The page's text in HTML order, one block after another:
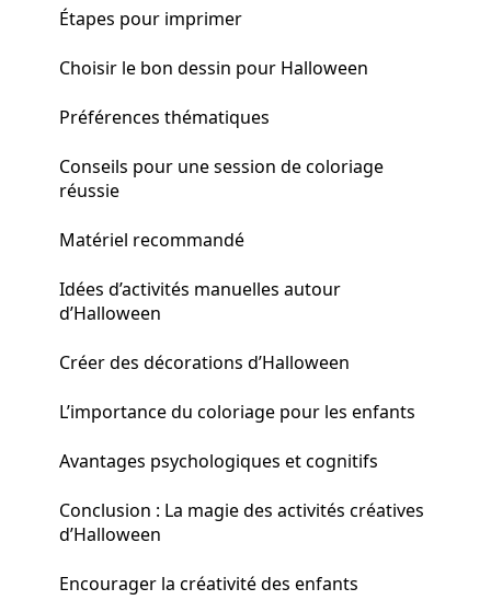
Étapes pour imprimer
Choisir le bon dessin pour Halloween
Préférences thématiques
Conseils pour une session de coloriage
réussie
Matériel recommandé
Idées d’activités manuelles autour
d’Halloween
Créer des décorations d’Halloween
L’importance du coloriage pour les enfants
Avantages psychologiques et cognitifs
Conclusion : La magie des activités créatives
d’Halloween
Encourager la créativité des enfants